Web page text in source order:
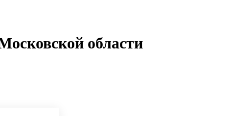
области